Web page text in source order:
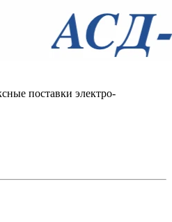
поставки электро-